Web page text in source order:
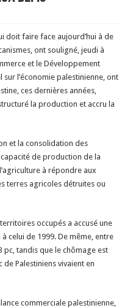
doit faire face aujourd’hui à de
ont souligné, jeudi à
et le Développement
l’économie palestinienne, ont
ces dernières années,
la production et accru la
et la consolidation des
de production de la
à répondre aux
terres agricoles détruites ou
occupés a accusé une
celui de 1999. De même, entre
pc, tandis que le chômage est
Palestiniens vivaient en
commerciale palestinienne,